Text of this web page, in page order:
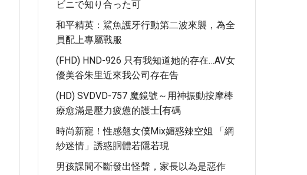
ビニで知り合った可
和平精英：鯊魚護牙行動第二波來襲，為全
員配上專屬戰服
(FHD) HND-926 只有我知道她的存在…AV女
優美谷朱里近來我公司存在告
(HD) SVDVD-757 魔鏡號～用神振動按摩棒
療愈滿是壓力疲憊的護士[有碼
時尚新寵！性感翹女僕Mix媚惑辣空姐 「網
紗迷情」誘惑胴體若隱若現
男孩課間不斷發出怪聲，家長以為是惡作